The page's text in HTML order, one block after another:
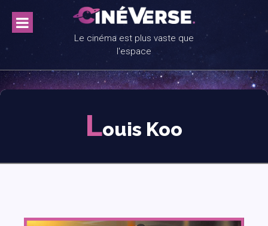
content
Le cinéma est plus vaste que
l'espace
Louis Koo